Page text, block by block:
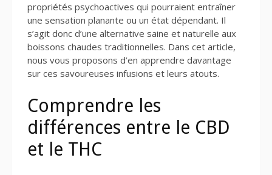
propriétés psychoactives qui pourraient entraîner
une sensation planante ou un état dépendant. Il
s’agit donc d’une alternative saine et naturelle aux
boissons chaudes traditionnelles. Dans cet article,
nous vous proposons d’en apprendre davantage
sur ces savoureuses infusions et leurs atouts.
Comprendre les
différences entre le CBD
et le THC